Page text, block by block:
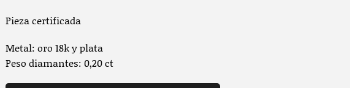
Pieza certificada
Metal: oro 18k y plata
Peso diamantes: 0,20 ct